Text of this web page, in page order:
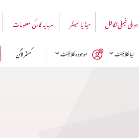
جوبلی فیملی تکافل میڈیا سینٹر سرمایہ کارکی معلومات
نیا کلائینٹ موجودہ کلائینٹ کسٹمر لاگن